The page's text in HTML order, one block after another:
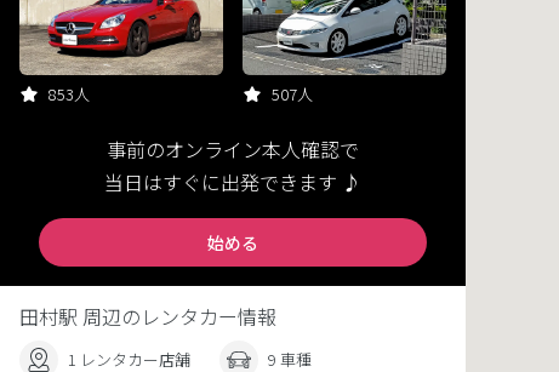
853人 507人
事前のオンライン本人確認で
当日はすぐに出発できます ♪
始める
田村駅 周辺のレンタカー情報
1 レンタカー店舗 9 車種